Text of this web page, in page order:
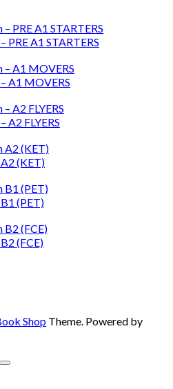
PRE A1 STARTERS
PRE A1 STARTERS
– A1 MOVERS
A1 MOVERS
A2 FLYERS
A2 FLYERS
A2 (KET)
(KET)
B1 (PET)
(PET)
B2 (FCE)
(FCE)
Shop Theme. Powered by